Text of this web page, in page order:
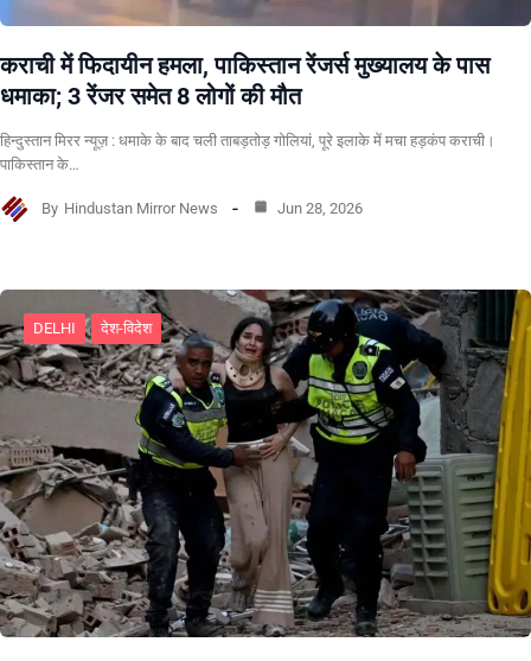
कराची में फिदायीन हमला, पाकिस्तान रेंजर्स मुख्यालय के पास
धमाका; 3 रेंजर समेत 8 लोगों की मौत
हिन्दुस्तान मिरर न्यूज़ : धमाके के बाद चली ताबड़तोड़ गोलियां, पूरे इलाके में मचा हड़कंप कराची।
पाकिस्तान के…
By Hindustan Mirror News Jun 28, 2026
DELHI देश-विदेश